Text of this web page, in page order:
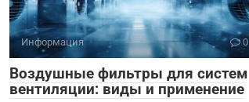
Информация 0
Воздушные фильтры для систем
вентиляции: виды и применение